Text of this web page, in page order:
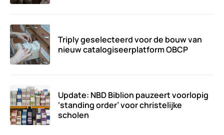
Triply geselecteerd voor de bouw van
nieuw catalogiseerplatform OBCP
Update: NBD Biblion pauzeert voorlopig
‘standing order’ voor christelijke
scholen